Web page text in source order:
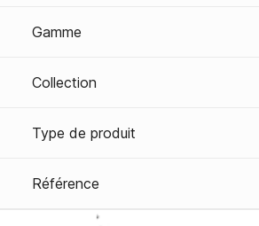
Gamme
Collection
Type de produit
Référence